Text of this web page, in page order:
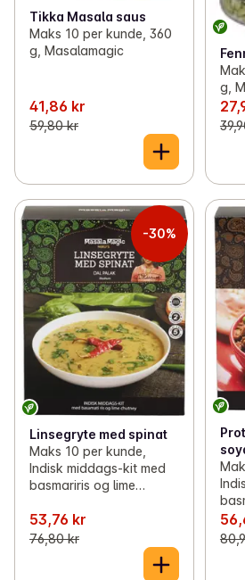
Tikka Masala saus
Maks 10 per kunde, 360
g, Masalamagic
41,86 kr
59,80 kr
g,
-30%
Linsegryte med spinat
Maks 10 per kunde,
Indisk middags-kit med
basmariris og lime
Masalamagic
53,76 kr
76,80 kr